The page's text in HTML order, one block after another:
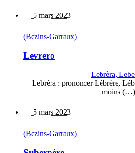
5 mars 2023
(Bezins-Garraux)
Levrero
Lebrèra,
Lebrèra : prononcer Lébrère,
moins (…)
5 mars 2023
(Bezins-Garraux)